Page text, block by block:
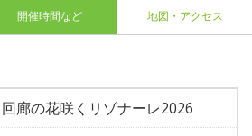
開催時間など 地図・アクセス
回廊の花咲くリゾナーレ2026